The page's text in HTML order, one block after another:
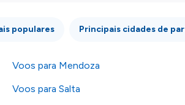
populares Principais cidades de
Voos para Mendoza
Voos para Salta